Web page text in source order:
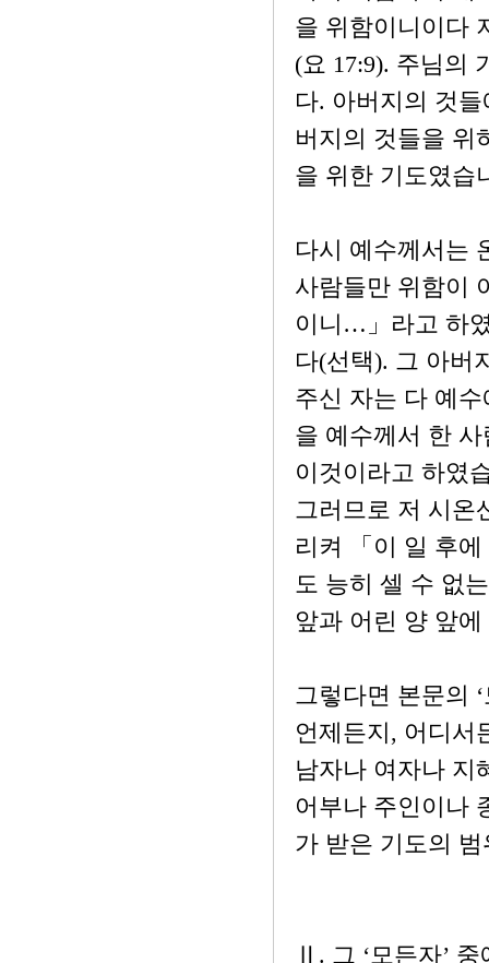
을 위함이니이다
(요 17:9). 주님의
다. 아버지의 것
버지의 것들을 위
을 위한 기도였습
다시 예수께서는
사람들만 위함이
이니…」라고 하
다(선택). 그 아버
주신 자는 다 예
을 예수께서 한
이것이라고 하였
그러므로 저 시온
리켜 「이 일 후
도 능히 셀 수 없
앞과 어린 양 앞
그렇다면 본문의
언제든지, 어디서
남자나 여자나 지
어부나 주인이나
가 받은 기도의
Ⅱ. 그 ‘모든자’